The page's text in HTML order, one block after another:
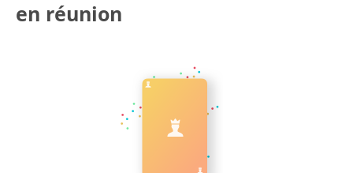
en réunion